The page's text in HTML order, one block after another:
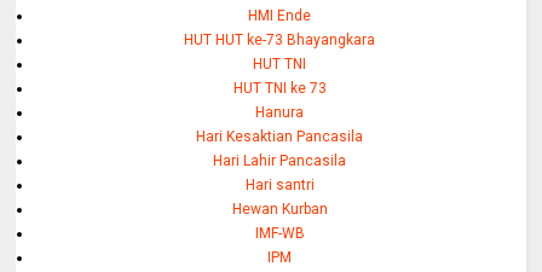
HMI Ende
HUT HUT ke-73 Bhayangkara
HUT TNI
HUT TNI ke 73
Hanura
Hari Kesaktian Pancasila
Hari Lahir Pancasila
Hari santri
Hewan Kurban
IMF-WB
IPM